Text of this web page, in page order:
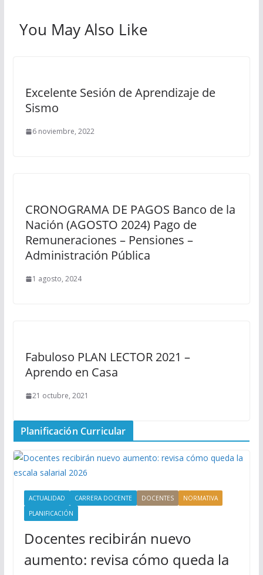
You May Also Like
Excelente Sesión de Aprendizaje de
Sismo
6 noviembre, 2022
CRONOGRAMA DE PAGOS Banco de la
Nación (AGOSTO 2024) Pago de
Remuneraciones – Pensiones –
Administración Pública
1 agosto, 2024
Fabuloso PLAN LECTOR 2021 –
Aprendo en Casa
21 octubre, 2021
Planificación Curricular
ACTUALIDAD CARRERA DOCENTE DOCENTES
NORMATIVA
PLANIFICACIÓN
Docentes recibirán nuevo
aumento: revisa cómo queda la